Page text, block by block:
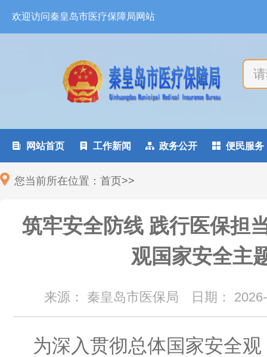
欢迎访问秦皇岛市医疗保障局网站
 网站首页  工作新闻  政务公开  便民服务
您当前所在位置： 首页>>
筑牢安全防线 践行医保
观国家安全主
来源： 秦皇岛市医保局 日期：
为深入贯彻总体国家安全观